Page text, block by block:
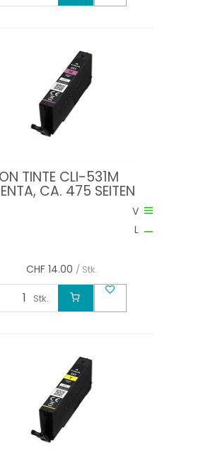
TINTE CLI-531M
CA. 475 SEITEN
V
L
CHF 14.00 / Stk.
Stk.